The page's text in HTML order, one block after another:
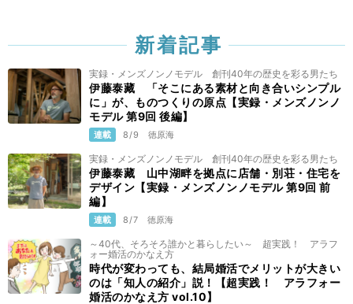
新着記事
実録・メンズノンノモデル 創刊40年の歴史を彩る男たち
伊藤泰藏 「そこにある素材と向き合いシンプル
に」が、ものつくりの原点【実録・メンズノンノ
モデル 第9回 後編】
連載 8/9 徳原海
実録・メンズノンノモデル 創刊40年の歴史を彩る男たち
伊藤泰藏 山中湖畔を拠点に店舗・別荘・住宅を
デザイン【実録・メンズノンノモデル 第9回 前
編】
連載 8/7 徳原海
～40代、そろそろ誰かと暮らしたい～ 超実践！ アラフ
ォー婚活のかなえ方
時代が変わっても、結局婚活でメリットが大きい
のは「知人の紹介」説！【超実践！ アラフォー
婚活のかなえ方 vol.10】